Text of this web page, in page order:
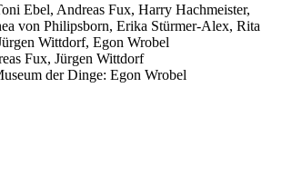
Ebel, Andreas Fux, Harry Hachmeister,
von Philipsborn, Erika Stürmer-Alex, Rita
Wittdorf, Egon Wrobel
Fux, Jürgen Wittdorf
der Dinge: Egon Wrobel